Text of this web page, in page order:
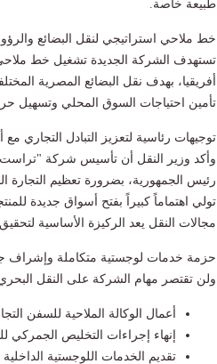
طبيعة خاصة.
​خط ملاحي استراتيجي لنقل البضائع
​تستهدف الشركة الجديدة تشغيل خط
أفريقيا، بهدف نقل البضائع المصرية
تأمين احتياجات السوق المحلي وتسهيل
​توجيهات رئاسية لتعزيز التبادل التجاري مع
​وأكد وزير النقل أن تأسيس شركة "تراست
رئيس الجمهورية، بضرورة تعظيم التجارة
تولي اهتماماً كبيراً بفتح أسواق جديدة
مجالات النقل يعد الركيزة الأساسية
​حزمة خدمات لوجستية متكاملة وإشراف
​ولن تقتصر مهام الشركة على النقل
​أعمال الوكالة الملاحية للسفن
​إنهاء إجراءات التخليص الجمركي
​تقديم الخدمات اللوجستية